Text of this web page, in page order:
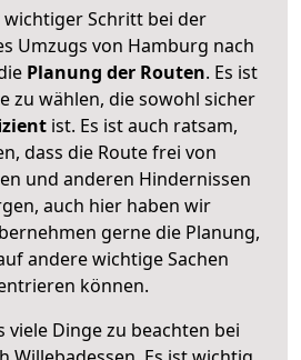
wichtiger Schritt bei der
Umzugs von Hamburg nach
Planung der Routen. Es ist
zu wählen, die sowohl sicher
ist. Es ist auch ratsam,
dass die Route frei von
und anderen Hindernissen
auch hier haben wir
gerne die Planung,
andere wichtige Sachen
können.
viele Dinge zu beachten bei